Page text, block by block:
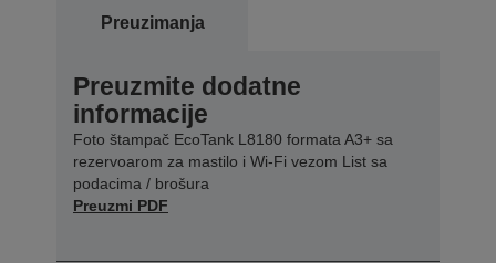
Preuzimanja
Preuzmite dodatne
informacije
Foto štampač EcoTank L8180 formata A3+ sa
rezervoarom za mastilo i Wi-Fi vezom List sa
podacima / brošura
Preuzmi PDF